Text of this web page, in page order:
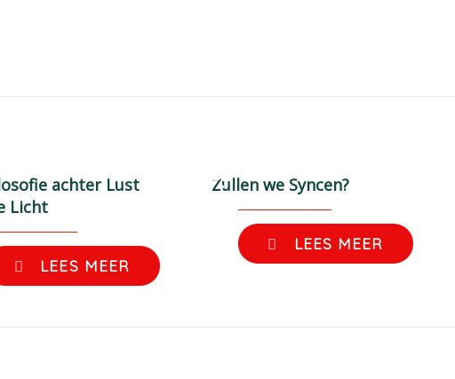
achter Lust
Licht
LEES MEER
Zullen we Syncen?
LEES MEER